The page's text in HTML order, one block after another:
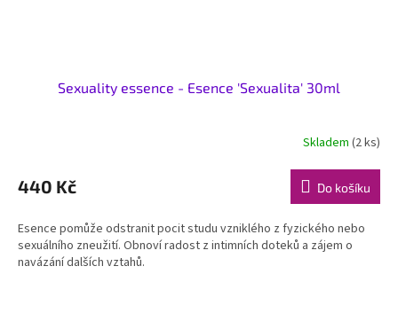
Sexuality essence - Esence 'Sexualita' 30ml
Skladem (2 ks)
440 Kč Do košíku
Esence pomůže odstranit pocit studu vzniklého z fyzického nebo
sexuálního zneužití. Obnoví radost z intimních doteků a zájem o
navázání dalších vztahů.